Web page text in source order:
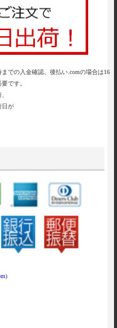
での入金確認、後払い.comの場合は16
です。
日が
)